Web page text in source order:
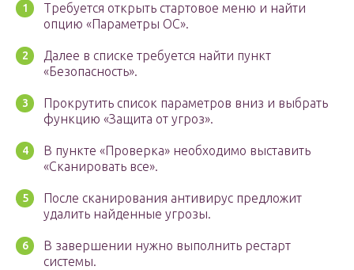
Требуется открыть стартовое меню и найти
опцию «Параметры ОС».
Далее в списке требуется найти пункт
«Безопасность».
Прокрутить список параметров вниз и выбрать
функцию «Защита от угроз».
В пункте «Проверка» необходимо выставить
«Сканировать все».
После сканирования антивирус предложит
удалить найденные угрозы.
В завершении нужно выполнить рестарт
системы.